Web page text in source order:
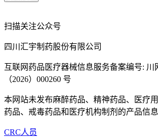
扫描关注公众号
四川汇宇制药股份有限公司
互联网药品医疗器械信息服务备案编号: 川
（2026）000260 号
本网站未发布麻醉药品、精神药品、医疗
药品、戒毒药品和医疗机构制剂的产品信息
CRC人员